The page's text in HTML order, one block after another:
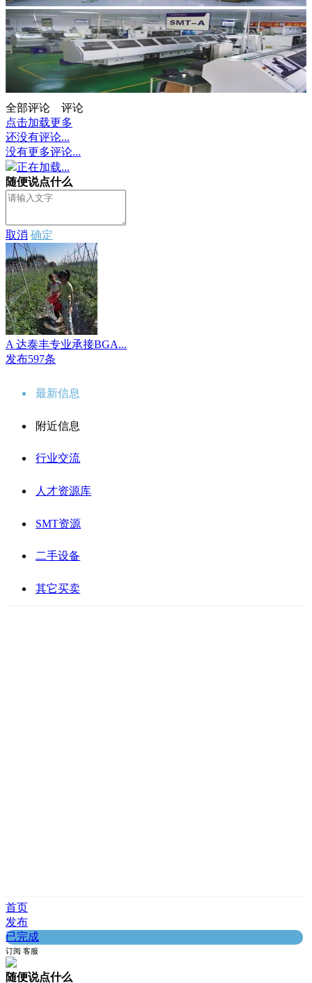
全部评论
评论
点击加载更多
还没有评论...
没有更多评论...
正在加载...
随便说点什么
取消 确定
A 达泰丰专业承接BGA...
发布597条
最新信息
附近信息
行业交流
人才资源库
SMT资源
二手设备
其它买卖
首页
发布
已完成
订阅 客服
随便说点什么